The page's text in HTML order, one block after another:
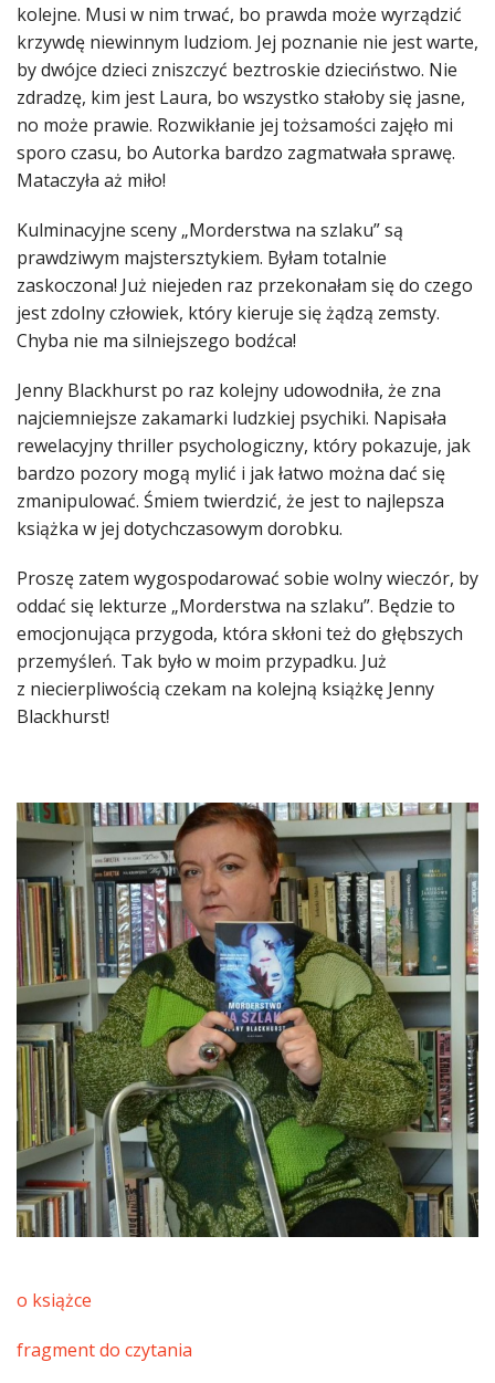
kolejne. Musi w nim trwać, bo prawda może wyrządzić
krzywdę niewinnym ludziom. Jej poznanie nie jest warte,
by dwójce dzieci zniszczyć beztroskie dzieciństwo. Nie
zdradzę, kim jest Laura, bo wszystko stałoby się jasne,
no może prawie. Rozwikłanie jej tożsamości zajęło mi
sporo czasu, bo Autorka bardzo zagmatwała sprawę.
Mataczyła aż miło!
Kulminacyjne sceny „Morderstwa na szlaku” są
prawdziwym majstersztykiem. Byłam totalnie
zaskoczona! Już niejeden raz przekonałam się do czego
jest zdolny człowiek, który kieruje się żądzą zemsty.
Chyba nie ma silniejszego bodźca!
Jenny Blackhurst po raz kolejny udowodniła, że zna
najciemniejsze zakamarki ludzkiej psychiki. Napisała
rewelacyjny thriller psychologiczny, który pokazuje, jak
bardzo pozory mogą mylić i jak łatwo można dać się
zmanipulować. Śmiem twierdzić, że jest to najlepsza
książka w jej dotychczasowym dorobku.
Proszę zatem wygospodarować sobie wolny wieczór, by
oddać się lekturze „Morderstwa na szlaku”. Będzie to
emocjonująca przygoda, która skłoni też do głębszych
przemyśleń. Tak było w moim przypadku. Już
z niecierpliwością czekam na kolejną książkę Jenny
Blackhurst!
o książce
fragment do czytania